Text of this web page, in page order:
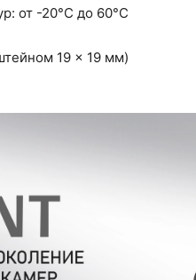
от -20°C до 60°C
19 × 19 мм)